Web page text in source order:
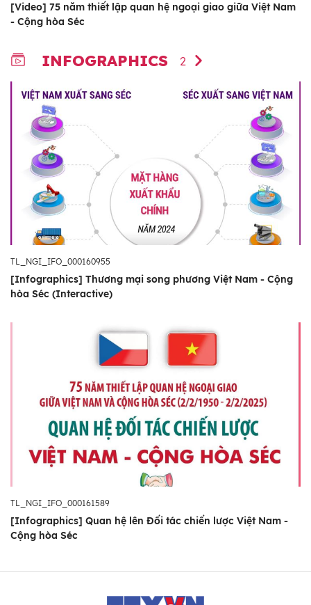
[Video] 75 năm thiết lập quan hệ ngoại giao giữa Việt Nam
- Cộng hòa Séc
INFOGRAPHICS 2
TL_NGI_IFO_000160955
[Infographics] Thương mại song phương Việt Nam - Cộng
hòa Séc (Interactive)
TL_NGI_IFO_000161589
[Infographics] Quan hệ lên Đối tác chiến lược Việt Nam -
Cộng hòa Séc